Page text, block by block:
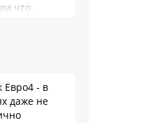
что,
Евро4 - в
даже не